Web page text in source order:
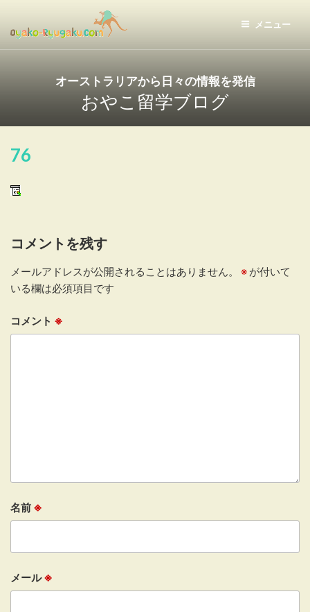
キ
おやこ留学ドットコム
メニュー
オーストラリアから日々の情報を発信
おやこ留学ブログ
76
コメントを残す
メールアドレスが公開されることはありません。 ※ が付いて
いる欄は必須項目です
コメント ※
名前 ※
メール※